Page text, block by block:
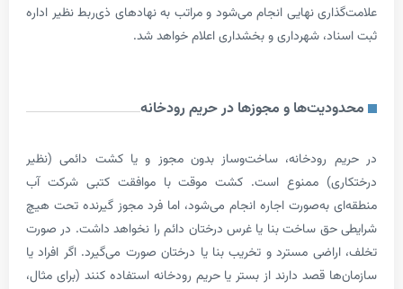
نهایی انجام می‌شود و مراتب به نهادهای ذی‌ربط نظیر اداره
شهرداری و بخشداری اعلام خواهد شد.
و مجوزها در حریم رودخانه
رودخانه، ساخت‌وساز بدون مجوز و یا کشت دائمی (نظیر
ممنوع است. کشت موقت با موافقت کتبی شرکت آب
به‌صورت اجاره انجام می‌شود، اما فرد مجوز گیرنده تحت هیچ
ساخت بنا یا غرس درختان دائم را نخواهد داشت. در صورت
مسترد و تخریب بنا یا درختان صورت می‌گیرد. اگر افراد یا
قصد دارند از بستر یا حریم رودخانه استفاده کنند (برای مثال،